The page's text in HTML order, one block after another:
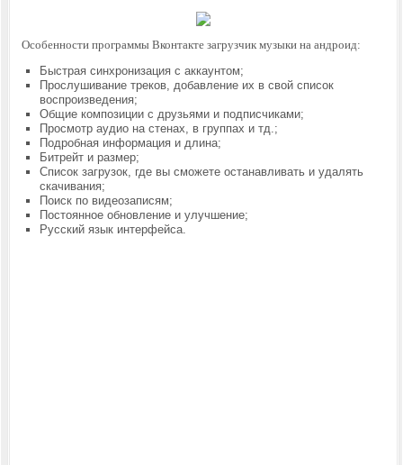
Особенности программы Вконтакте загрузчик музыки на андроид:
Быстрая синхронизация с аккаунтом;
Прослушивание треков, добавление их в свой список
воспроизведения;
Общие композиции с друзьями и подписчиками;
Просмотр аудио на стенах, в группах и тд.;
Подробная информация и длина;
Битрейт и размер;
Список загрузок, где вы сможете останавливать и удалять
скачивания;
Поиск по видеозаписям;
Постоянное обновление и улучшение;
Русский язык интерфейса.